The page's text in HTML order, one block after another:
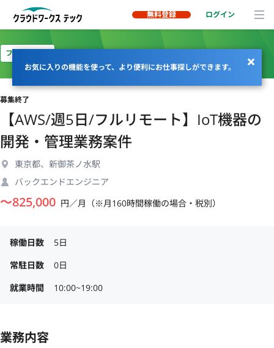
無料登録 ログイン
お気に入りの機能を使って、より便利にお仕事探しができます。
フルリモート
募集終了
【AWS/週5日/フルリモート】IoT機器の
開発・管理業務案件
東京都、新御茶ノ水駅
バックエンドエンジニア
〜825,000 円／月（※月160時間稼働の場合・税別）
稼働日数
5日
常駐日数
0日
就業時間
10:00~19:00
業務内容